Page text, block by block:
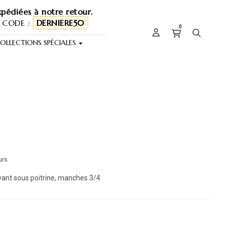
à notre retour.
: DERNIERE50
SPÉCIALES
0
sous poitrine, manches 3/4